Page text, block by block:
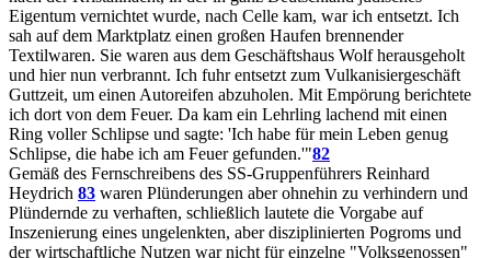
Eigentum vernichtet wurde, nach Celle kam, war ich entsetzt. Ich
sah auf dem Marktplatz einen großen Haufen brennender
Textilwaren. Sie waren aus dem Geschäftshaus Wolf herausgeholt
und hier nun verbrannt. Ich fuhr entsetzt zum Vulkanisiergeschäft
Guttzeit, um einen Autoreifen abzuholen. Mit Empörung berichtete
ich dort von dem Feuer. Da kam ein Lehrling lachend mit einen
Ring voller Schlipse und sagte: 'Ich habe für mein Leben genug
Schlipse, die habe ich am Feuer gefunden.'"82
Gemäß des Fernschreibens des SS-Gruppenführers Reinhard
Heydrich 83 waren Plünderungen aber ohnehin zu verhindern und
Plündernde zu verhaften, schließlich lautete die Vorgabe auf
Inszenierung eines ungelenkten, aber disziplinierten Pogroms und
der wirtschaftliche Nutzen war nicht für einzelne "Volksgenossen"